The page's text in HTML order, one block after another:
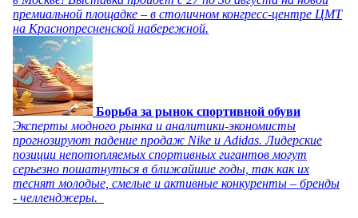
премиальной площадке – в столичном конгресс-центре ЦМТ
на Краснопресненской набережной.
Борьба за рынок спортивной обуви
Эксперты модного рынка и аналитики-экономисты
прогнозируют падение продаж Nike и Adidas. Лидерские
позиции непотопляемых спортивных гигантов могут
серьезно пошатнуться в ближайшие годы, так как их
теснят молодые, смелые и активные конкуренты – бренды
- челленджеры.